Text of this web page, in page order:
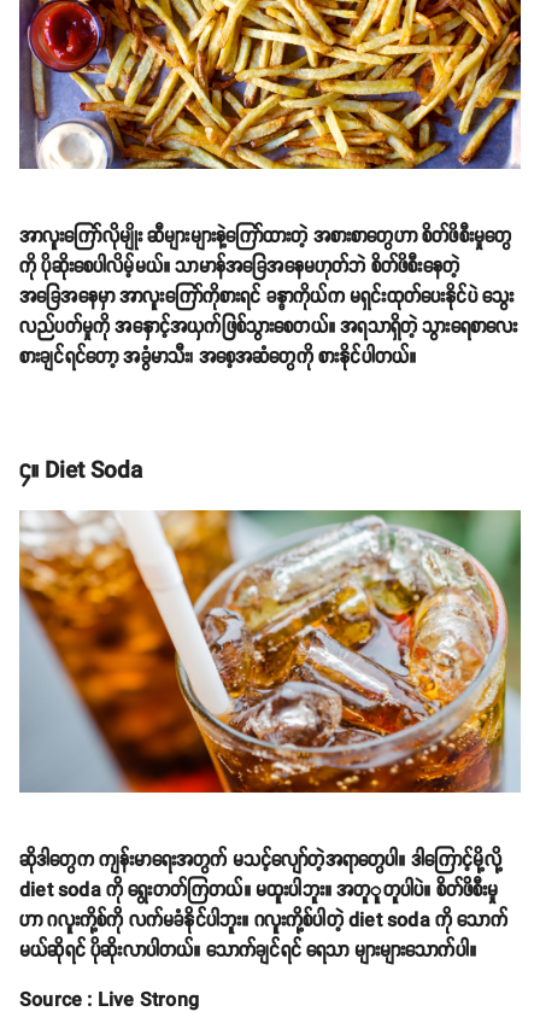
အာလူးကြော်လိုမျိုး ဆီများများနဲ့ကြော်ထားတဲ့ အစားစာတွေဟာ စိတ်ဖိစီးမှုတွေ
ကို ပိုဆိုးစေပါလိမ့်မယ်။ သာမာန်အခြေအနေမဟုတ်ဘဲ စိတ်ဖိစီးနေတဲ့
အခြေအနေမှာ အာလူးကြော်ကိုစားရင် ခန္ဓာကိုယ်က မရှင်းထုတ်ပေးနိုင်ပဲ သွေး
လည်ပတ်မှုကို အနှောင့်အယှက်ဖြစ်သွားစေတယ်။ အရသာရှိတဲ့ သွားရေစာလေး
စားချင်ရင်တော့ အခွံမာသီး၊ အစေ့အဆံတွေကို စားနိုင်ပါတယ်။
၄။ Diet Soda
ဆိုဒါတွေက ကျန်းမာရေးအတွက် မသင့်လျော်တဲ့အရာတွေပါ။ ဒါကြောင့်မို့လို့
diet soda ကို ရွေးတတ်ကြတယ်။ မထူးပါဘူး။ အတူူတူပါပဲ။ စိတ်ဖိစီးမှု
ဟာ ဂလူးကို့စ်ကို လက်မခံနိုင်ပါဘူး။ ဂလူးကို့စ်ပါတဲ့ diet soda ကို သောက်
မယ်ဆိုရင် ပိုဆိုးလာပါတယ်။ သောက်ချင်ရင် ရေသာ များများသောက်ပါ။
Source : Live Strong